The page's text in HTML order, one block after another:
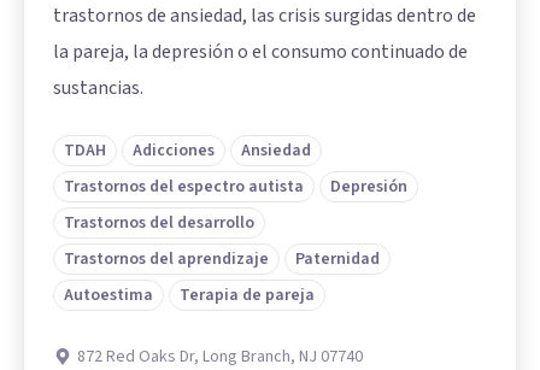
trastornos de ansiedad, las crisis surgidas dentro de
la pareja, la depresión o el consumo continuado de
sustancias.
TDAH Adicciones
Ansiedad
Trastornos del espectro autista
Depresión
Trastornos del desarrollo
Trastornos del aprendizaje
Paternidad
Autoestima
Terapia de pareja
872 Red Oaks Dr, Long Branch, NJ 07740